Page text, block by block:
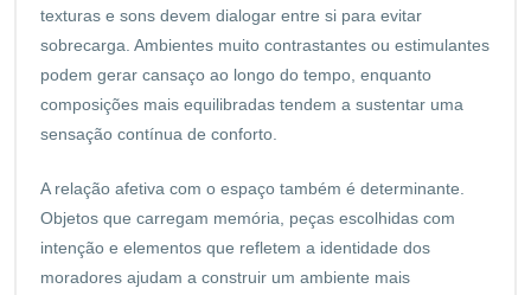
texturas e sons devem dialogar entre si para evitar
sobrecarga. Ambientes muito contrastantes ou estimulantes
podem gerar cansaço ao longo do tempo, enquanto
composições mais equilibradas tendem a sustentar uma
sensação contínua de conforto.
A relação afetiva com o espaço também é determinante.
Objetos que carregam memória, peças escolhidas com
intenção e elementos que refletem a identidade dos
moradores ajudam a construir um ambiente mais